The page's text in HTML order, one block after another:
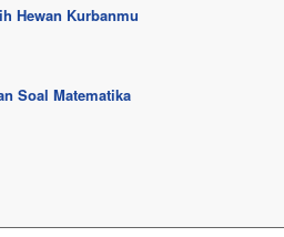
Hewan Kurbanmu
Soal Matematika